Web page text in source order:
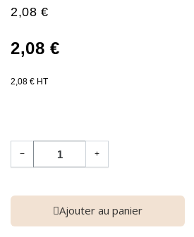
2,08 €
2,08 €
2,08 € HT
− +
Ajouter au panier